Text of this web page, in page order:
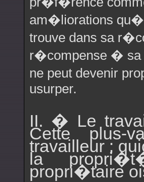
am�liorations
trouve dans sa
r�compense � sa
ne peut devenir
usurper.
II. � Le
Cette plus-
travailleur ;
la
propri�taire